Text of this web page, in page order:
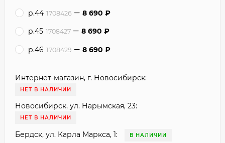
р.44 1708426 8 690 ₽
р.45 1708427 8 690 ₽
р.46 1708429 8 690 ₽
Интернет-магазин, г. Новосибирск:
НЕТ В НАЛИЧИИ
Новосибирск, ул. Нарымская, 23:
НЕТ В НАЛИЧИИ
Бердск, ул. Карла Маркса, 1: В НАЛИЧИИ